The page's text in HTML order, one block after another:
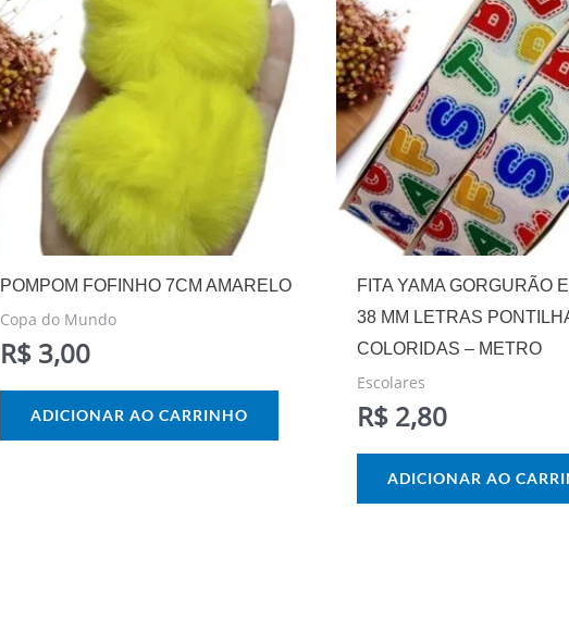
POMPOM FOFINHO 7CM AMARELO
Copa do Mundo
R$3,00
ADICIONAR AO CARRINHO
FITA YAMA GORGURÃO
38 MM LETRAS
COLORIDAS – METRO
Escolares
R$ 2,80
ADICIONAR AO